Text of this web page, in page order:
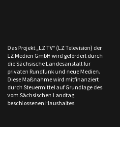
Das Projekt „LZ TV“ (LZ Television) der
LZ Medien GmbH wird gefördert durch
die Sächsische Landesanstalt für
privaten Rundfunk und neue Medien.
Diese Maßnahme wird mitfinanziert
durch Steuermittel auf Grundlage des
vom Sächsischen Landtag
beschlossenen Haushaltes.